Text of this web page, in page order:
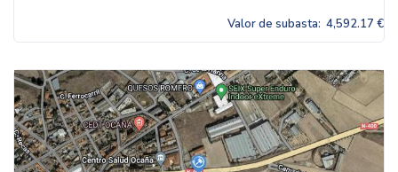
Valor de subasta: 4,592.17 €